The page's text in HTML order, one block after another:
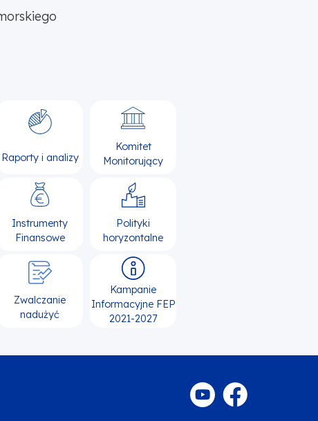
Raporty i analizy
Komitet
Monitorujący
Instrumenty
Finansowe
Polityki
horyzontalne
Zwalczanie
nadużyć
Kampanie
Informacyjne FEP
2021-2027